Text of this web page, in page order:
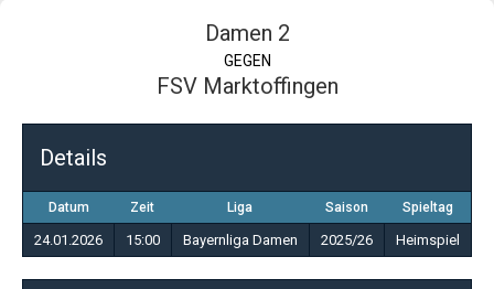
Damen 2
GEGEN
FSV Marktoffingen
Details
Datum Zeit Liga Saison Spieltag
24.01.2026 15:00 Bayernliga Damen 2025/26 Heimspiel